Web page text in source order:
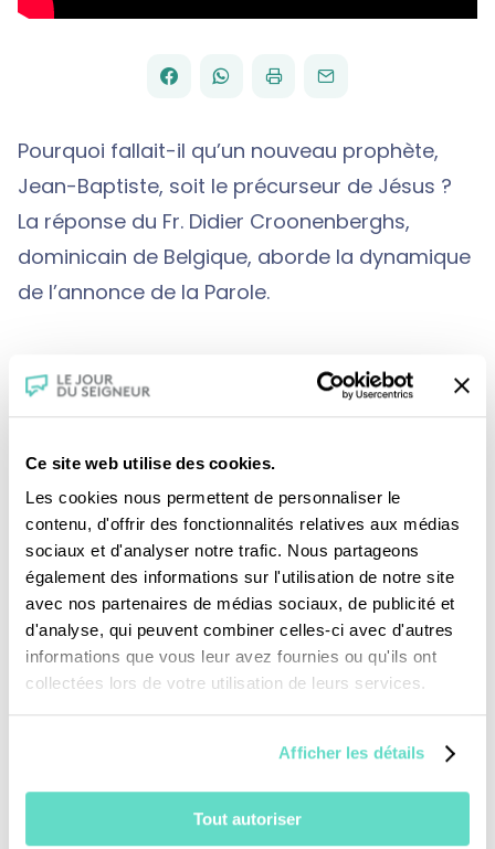
Ce site web utilise des cookies.
Les cookies nous permettent de personnaliser le
contenu, d'offrir des fonctionnalités relatives aux médias
sociaux et d'analyser notre trafic. Nous partageons
également des informations sur l'utilisation de notre site
avec nos partenaires de médias sociaux, de publicité et
d'analyse, qui peuvent combiner celles-ci avec d'autres
informations que vous leur avez fournies ou qu'ils ont
collectées lors de votre utilisation de leurs services.
Afficher les détails
Tout autoriser
PARTAGER
FACEBOOK
PARTAGER
WHATSAPP
IMPRIMERENVOYER
PAR
EMAIL
Pourquoi fallait-il qu’un nouveau prophète,
Jean-Baptiste, soit le précurseur de Jésus ?
La réponse du Fr. Didier Croonenberghs,
dominicain de Belgique, aborde la dynamique
de l’annonce de la Parole.
Une production :
Je fais un don
Revoir la messe du 02 août 2026
TOUS NOS PROGRAMMES